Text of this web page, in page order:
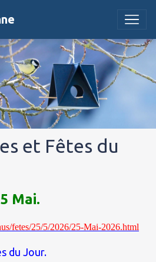
et Fêtes du
Mai.
fetes/25/5/2026/25-Mai-2026.html
du Jour.